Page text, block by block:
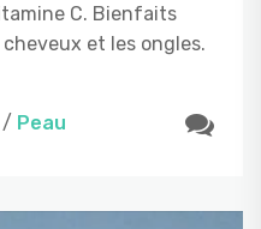
C. Bienfaits
et les ongles.
/ Peau